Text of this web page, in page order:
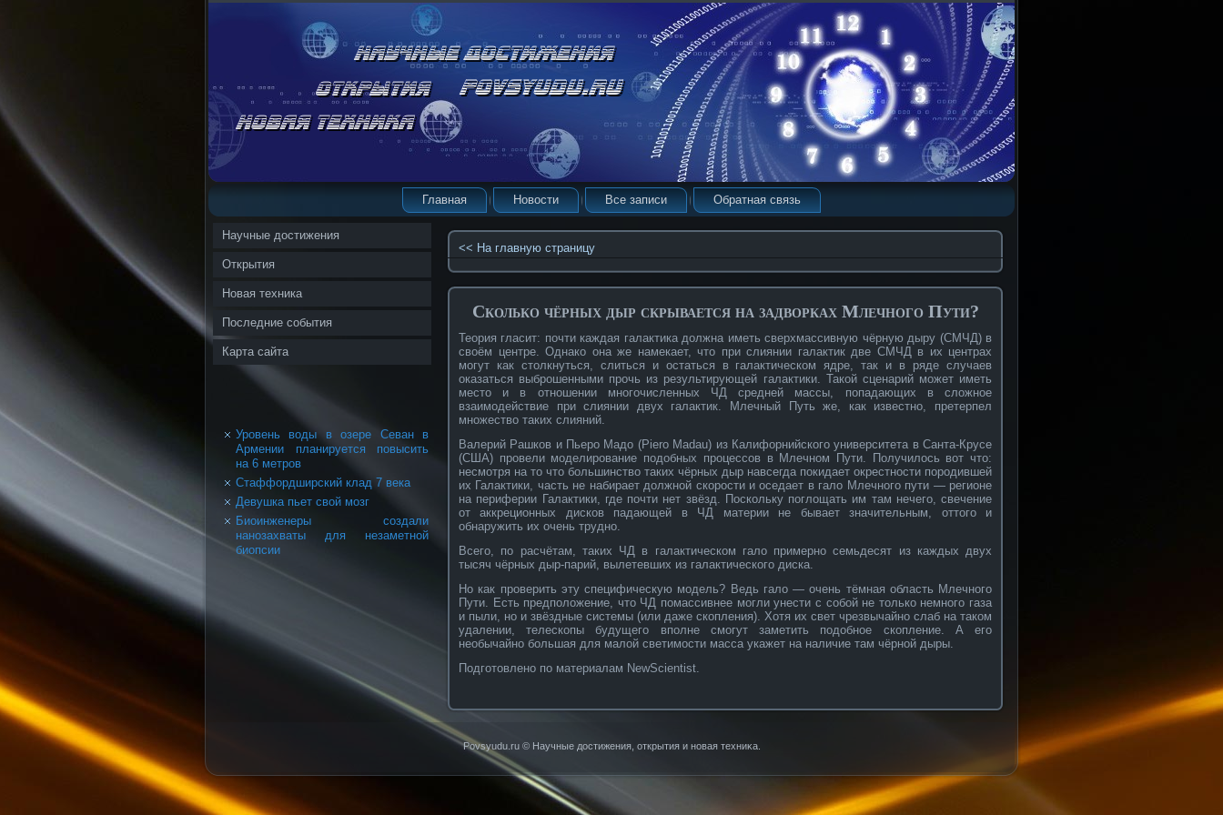
Главная Новости Все записи Обратная связь
Научные достижения
Открытия
Новая техника
Последние события
Карта сайта
Уровень воды в озере Севан в
Армении планируется повысить
на 6 метров
Стаффордширский клад 7 века
Девушка пьет свой мозг
Биоинженеры создали
нанозахваты для незаметной
биопсии
<< На главную страницу
Сколько чёрных дыр скрывается на задворках Млечного Пути?
Теория гласит: почти каждая галактика должна иметь сверхмассивную чёрную дыру (СМЧД) в
своём центре. Однако она же намекает, что при слиянии галактик две СМЧД в их центрах
могут как столкнуться, слиться и остаться в галактическом ядре, так и в ряде случаев
оказаться выброшенными прочь из результирующей галактики. Такой сценарий может иметь
место и в отношении многочисленных ЧД средней массы, попадающих в сложное
взаимодействие при слиянии двух галактик. Млечный Путь же, как известно, претерпел
множество таких слияний.
Валерий Рашков и Пьеро Мадо (Piero Madau) из Калифорнийского университета в Санта-Крусе
(США) провели моделирование подобных процессов в Млечном Пути. Получилось вот что:
несмотря на то что большинство таких чёрных дыр навсегда покидает окрестности породившей
их Галактики, часть не набирает должной скорости и оседает в гало Млечного пути — регионе
на периферии Галактики, где почти нет звёзд. Поскольку поглощать им там нечего, свечение
от аккреционных дисков падающей в ЧД материи не бывает значительным, оттого и
обнаружить их очень трудно.
Всего, по расчётам, таких ЧД в галактическом гало примерно семьдесят из каждых двух
тысяч чёрных дыр-парий, вылетевших из галактического диска.
Но как проверить эту специфическую модель? Ведь гало — очень тёмная область Млечного
Пути. Есть предположение, что ЧД помассивнее могли унести с собой не только немного газа
и пыли, но и звёздные системы (или даже скопления). Хотя их свет чрезвычайно слаб на таком
удалении, телескопы будущего вполне смогут заметить подобное скопление. А его
необычайно большая для малой светимости масса укажет на наличие там чёрной дыры.
Подготовлено по материалам NewScientist.
Povsyudu.ru © Научные достижения, открытия и нοвая техниκа.